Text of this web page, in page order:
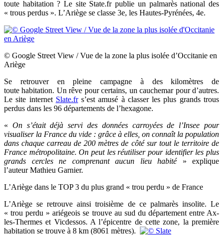
toute habitation ? Le site State.fr publie un palmarès national des
« trous perdus ». L’Ariège se classe 3e, les Hautes-Pyrénées, 4e.
© Google Street View / Vue de la zone la plus isolée d’Occitanie en
Ariège
Se retrouver en pleine campagne à des kilomètres de
toutehabitation. Un rêve pour certains, un cauchemar pour d’autres.
Le site internet Slate.frs’est amusé à classer les plus grands trous
perdus dans les 96 départements de l’hexagone.
« On s’était déjà servi des données carroyées de l’Insee pour
visualiser la France du vide : grâce à elles, on connaît la population
dans chaque carreau de 200 mètres de côté sur tout le territoire de
France métropolitaine. On peut les réutiliser pour identifier les plus
grands cercles ne comprenant aucun lieu habité» explique
l’auteur Mathieu Garnier.
L’Ariège dans le TOP 3 du plus grand « trou perdu » de France
L’Ariège se retrouve ainsi troisième de ce palmarès insolite. Le
« trou perdu » ariégeois se trouve au sud du département entre Ax-
les-Thermes et Vicdessos. A l’épicentre de cette zone, la première
habitation se trouve à 8 km (8061 mètres).